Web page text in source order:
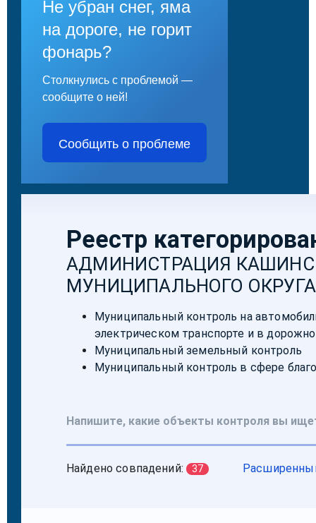
Не убран снег, яма
на дороге, не горит
фонарь?
Столкнулись с проблемой —
сообщите о ней!
Сообщить о проблеме